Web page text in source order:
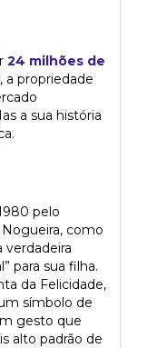
24 milhões de
, a propriedade
a sua história
pelo
como
para sua filha.
da Felicidade,
símbolo de
gesto que
alto padrão de